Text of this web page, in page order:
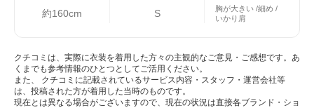
約160cm S 胸が大きい 細め
いかり肩
クチコミは、実際に衣装を着用した方々の主観的なご意見・ご感想です。あ
くまでも参考情報のひとつとしてご活用ください。
また、 クチコミに記載されているサービス内容・スタッフ・運営会社等
は、投稿された方が着用した当時のものです。
現在とは異なる場合がございますので、現在の状況は直接各ブランド・ショ